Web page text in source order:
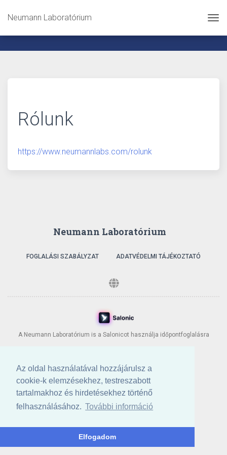
Az oldal használatával hozzájárulsz a
cookie-k elemzésekhez, testreszabott
tartalmakhoz és hirdetésekhez történő
felhasználásához. További információ
Elfogadom
Neumann Laboratórium
Rólunk
https://www.neumannlabs.com/rolunk
Neumann Laboratórium
FOGLALÁSI SZABÁLYZAT ADATVÉDELMI TÁJÉKOZTATÓ
A Neumann Laboratórium is a Salonicot használja időpontfoglalásra